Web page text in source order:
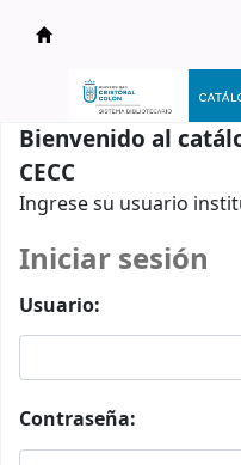
Catálogo en línea
Bienvenido al
CECC
Ingrese su usuario
Iniciar sesión
Usuario:
Contraseña: